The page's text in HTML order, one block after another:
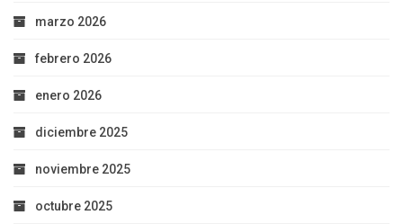
marzo 2026
febrero 2026
enero 2026
diciembre 2025
noviembre 2025
octubre 2025